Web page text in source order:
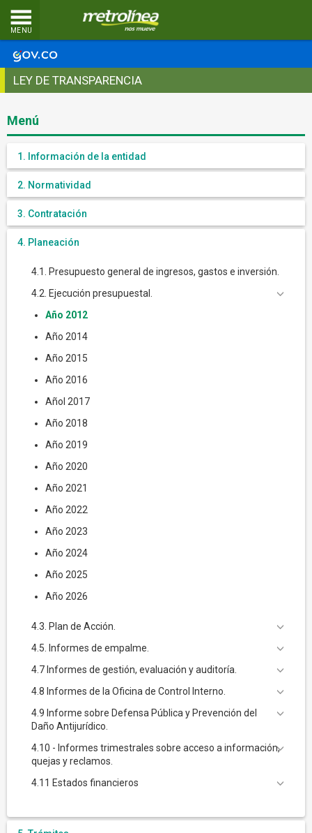
MENU
LEY DE TRANSPARENCIA
Menú
1. Información de la entidad
2. Normatividad
3. Contratación
4. Planeación
4.1. Presupuesto general de ingresos, gastos e inversión.
4.2. Ejecución presupuestal.
Año 2012
Año 2014
Año 2015
Año 2016
Añol 2017
Año 2018
Año 2019
Año 2020
Año 2021
Año 2022
Año 2023
Año 2024
Año 2025
Año 2026
4.3. Plan de Acción.
4.5. Informes de empalme.
4.7 Informes de gestión, evaluación y auditoría.
4.8 Informes de la Oficina de Control Interno.
4.9 Informe sobre Defensa Pública y Prevención del
Daño Antijurídico.
4.10 - Informes trimestrales sobre acceso a información,
quejas y reclamos.
4.11 Estados financieros